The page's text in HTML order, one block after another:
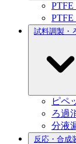
試料調製・
ピペ
ろ過
分液
反応・合成